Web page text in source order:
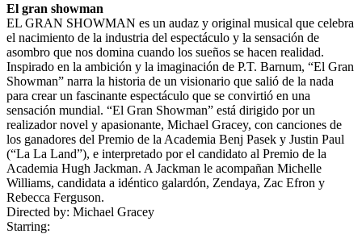
El gran showman
EL GRAN SHOWMAN es un audaz y original musical que celebra
el nacimiento de la industria del espectáculo y la sensación de
asombro que nos domina cuando los sueños se hacen realidad.
Inspirado en la ambición y la imaginación de P.T. Barnum, “El Gran
Showman” narra la historia de un visionario que salió de la nada
para crear un fascinante espectáculo que se convirtió en una
sensación mundial. “El Gran Showman” está dirigido por un
realizador novel y apasionante, Michael Gracey, con canciones de
los ganadores del Premio de la Academia Benj Pasek y Justin Paul
(“La La Land”), e interpretado por el candidato al Premio de la
Academia Hugh Jackman. A Jackman le acompañan Michelle
Williams, candidata a idéntico galardón, Zendaya, Zac Efron y
Rebecca Ferguson.
Directed by: Michael Gracey
Starring: